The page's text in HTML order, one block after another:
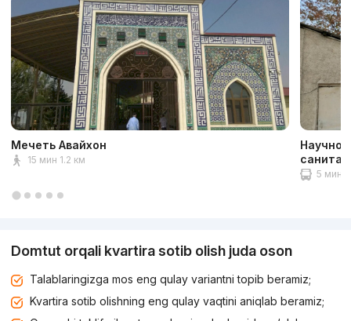
Мечеть Авайхон
15 мин 1.2 км
Научно-
5 мин
Domtut orqali kvartira sotib olish juda oson
Talablaringizga mos eng qulay variantni topib beramiz;
Kvartira sotib olishning eng qulay vaqtini aniqlab beramiz;